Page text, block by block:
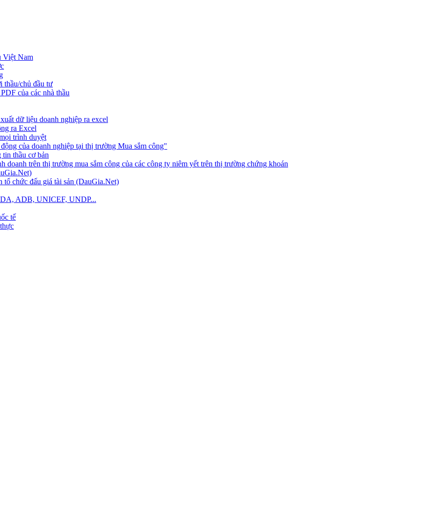
Việt Nam
thầu/chủ đầu tư
của các nhà thầu
dữ liệu doanh nghiệp ra excel
ra Excel
trình duyệt
của doanh nghiệp tại thị trường Mua sắm công"
thầu cơ bản
doanh trên thị trường mua sắm công của các công ty niêm yết trên thị trường chứng khoán
chức đấu giá tài sản (DauGia.Net)
ADB, UNICEF, UNDP...
tế